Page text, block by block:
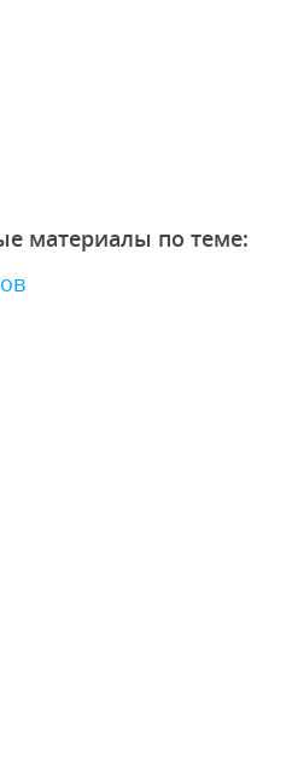
материалы по теме: